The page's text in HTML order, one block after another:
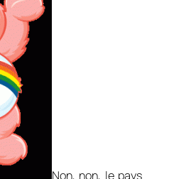
Non, non, le pays